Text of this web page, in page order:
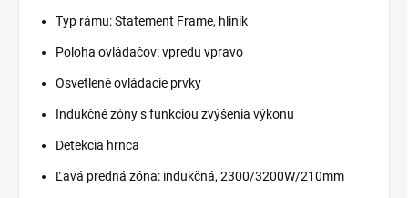
Typ rámu: Statement Frame, hliník
Poloha ovládačov: vpredu vpravo
Osvetlené ovládacie prvky
Indukčné zóny s funkciou zvýšenia výkonu
Detekcia hrnca
Ľavá predná zóna: indukčná, 2300/3200W/210mm